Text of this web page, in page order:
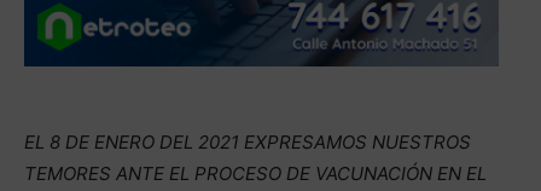
EL 8 DE ENERO DEL 2021 EXPRESAMOS NUESTROS
TEMORES ANTE EL PROCESO DE VACUNACIÓN EN EL